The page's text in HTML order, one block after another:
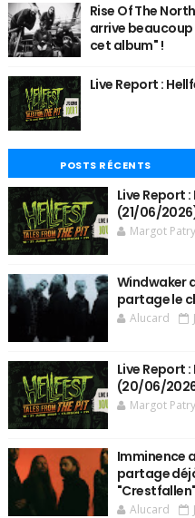
Rise Of The
arrive
cet album" !
Live Report :
POSTS RÉCENTS
Live Report
(21/06/
Margot Patry
Windwaker
partage le
Alucard
Live Report
(20/06/
Margot Patry
Imminence
partage
Alucard